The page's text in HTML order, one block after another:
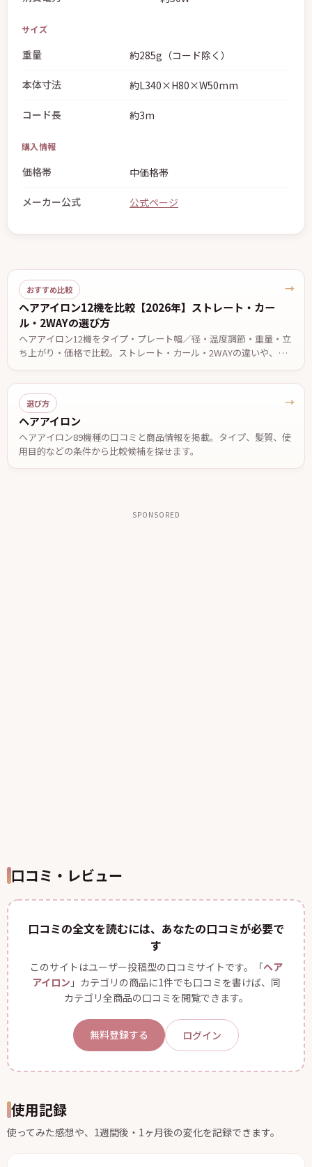
サイズ
重量 約285g（コード除く）
本体寸法 約L340×H80×W50mm
コード長 約3m
購入情報
価格帯 中価格帯
メーカー公式 公式ページ
おすすめ比較
ヘアアイロン12機を比較【2026年】ストレート・カー
ル・2WAYの選び方
ヘアアイロン12機をタイプ・プレート幅／径・温度調節・重量・立
ち上がり・価格で比較。ストレート・カール・2WAYの違いや、前
髪・ショート・ロング・くせ毛など目的別の選び方、安全に使うた
めの注意点を解説します。価格・仕様は2026年7月13日時点。
→
選び方
ヘアアイロン
ヘアアイロン89機種の口コミと商品情報を掲載。タイプ、髪質、使
用目的などの条件から比較候補を探せます。
→
SPONSORED
口コミ・レビュー
口コミの全文を読むには、あなたの口コミが必要で
す
このサイトはユーザー投稿型の口コミサイトです。「ヘア
アイロン 」カテゴリの商品に1件でも口コミを書けば、同
カテゴリ全商品の口コミを閲覧できます。
無料登録する ログイン
使用記録
使ってみた感想や、1週間後・1ヶ月後の変化を記録できます。